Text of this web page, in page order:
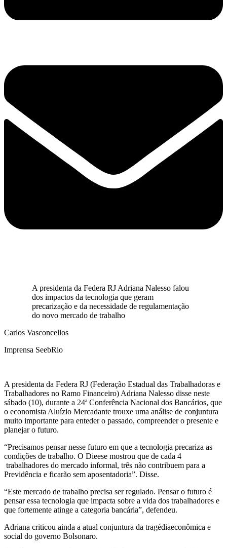
A presidenta da Federa RJ Adriana Nalesso falou
dos impactos da tecnologia que geram
precarização e da necessidade de regulamentação
do novo mercado de trabalho
Carlos Vasconcellos
Imprensa SeebRio
A presidenta da Federa RJ (Federação Estadual das Trabalhadoras e
Trabalhadores no Ramo Financeiro) Adriana Nalesso disse neste
sábado (10), durante a 24ª Conferência Nacional dos Bancários, que
o economista Aluízio Mercadante trouxe uma análise de conjuntura
muito importante para enteder o passado, compreender o presente e
planejar o futuro.
“Precisamos pensar nesse futuro em que a tecnologia precariza as
condições de trabalho. O Dieese mostrou que de cada 4
trabalhadores do mercado informal, três não contribuem para a
Previdência e ficarão sem aposentadoria”. Disse.
“Este mercado de trabalho precisa ser regulado. Pensar o futuro é
pensar essa tecnologia que impacta sobre a vida dos trabalhadores e
que fortemente atinge a categoria bancária”, defendeu.
Adriana criticou ainda a atual conjuntura da tragédiaeconômica e
social do governo Bolsonaro.